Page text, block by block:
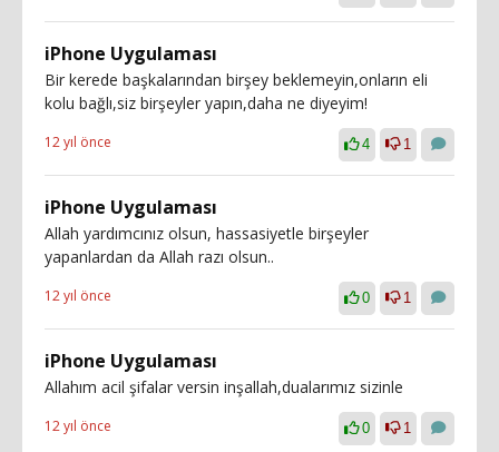
iPhone Uygulaması
Bir kerede başkalarından birşey beklemeyin,onların eli
kolu bağlı,siz birşeyler yapın,daha ne diyeyim!
12 yıl önce 4 1
iPhone Uygulaması
Allah yardımcınız olsun, hassasiyetle birşeyler
yapanlardan da Allah razı olsun..
12 yıl önce 0 1
iPhone Uygulaması
Allahım acil şifalar versin inşallah,dualarımız sizinle
12 yıl önce 0 1